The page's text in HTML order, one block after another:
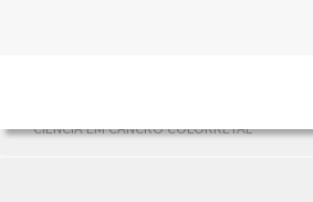
CIÊNCIA EM CANCRO COLORRETAL